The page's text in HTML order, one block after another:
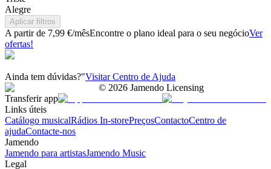
Alegre
Aplicar filtros
A partir de 7,99 €/mêsEncontre o plano ideal para o seu negócioVer
ofertas!
Ainda tem dúvidas?"Visitar Centro de Ajuda
© 2026 Jamendo Licensing
Transferir app
Links úteis
Catálogo musicalRádios In-storePreçosContactoCentro de
ajudaContacte-nos
Jamendo
Jamendo para artistasJamendo Music
Legal